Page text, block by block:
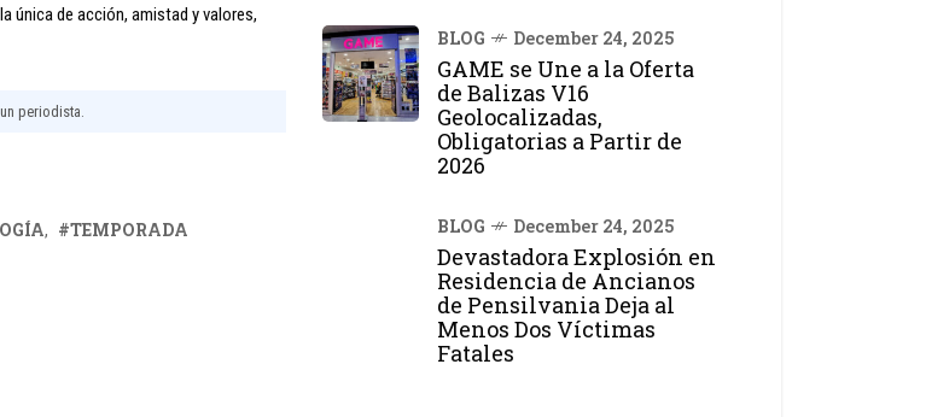
única de acción, amistad y valores,
periodista.
TEMPORADA
BLOG December 24, 2025
GAME se Une a la Oferta
de Balizas V16
Geolocalizadas,
Obligatorias a Partir de
2026
BLOG December 24, 2025
Devastadora Explosión en
Residencia de Ancianos
de Pensilvania Deja al
Menos Dos Víctimas
Fatales